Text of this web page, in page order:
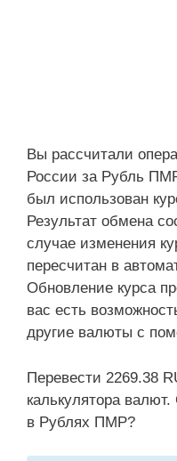
Вы рассчитали
России за Рубль
был использован
Результат обмена
случае изменения
пересчитан в
Обновление курса
вас есть
другие валюты с
Перевести 2269.38
калькулятора
в Рублях ПМР?